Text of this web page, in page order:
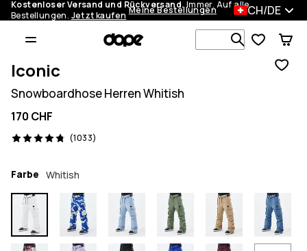
Kostenloser Versand und Rückversand.Immer. Auf alle
Bestellungen. Jetzt kaufen Meine Bestellungen CH/DE
Iconic
Snowboardhose Herren Whitish
170 CHF
(1033)
1033 Reviews, 4.8/5
Farbe Whitish